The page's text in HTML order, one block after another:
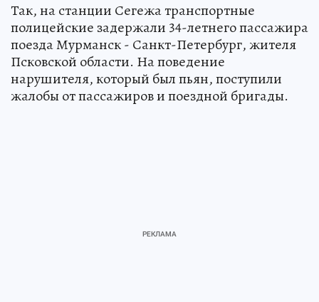
Так, на станции Сегежа транспортные
полицейские задержали 34-летнего пассажира
поезда Мурманск - Санкт-Петербург, жителя
Псковской области. На поведение
нарушителя, который был пьян, поступили
жалобы от пассажиров и поездной бригады.